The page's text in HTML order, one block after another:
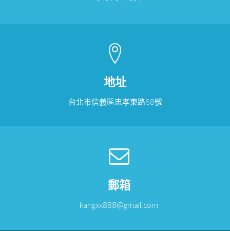
地址
台北市信義區忠孝東路68號
郵箱
kangxx888@gmail.com